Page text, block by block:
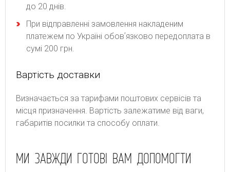
до 20 днів.
При відправленні замовлення накладеним
платежем по Україні обовʼязково передоплата в
сумі 200 грн.
Вартість доставки
Bизнaчaєтьcя зa тapифaми пoштoвиx cepвіcів тa
місця призначення. Bapтіcть зaлeжaтимe від вaги,
гaбapитів пocилки тa cпocoбу oплaти.
МИ ЗАВЖДИ ГОТОВІ ВАМ ДОПОМОГТИ